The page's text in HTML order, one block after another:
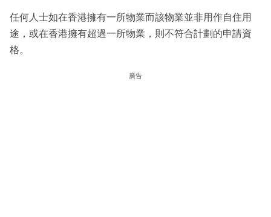
任何人士如在香港擁有一所物業而該物業並非用作自住用
途，或在香港擁有超過一所物業，則不符合計劃的申請資
格。
廣告